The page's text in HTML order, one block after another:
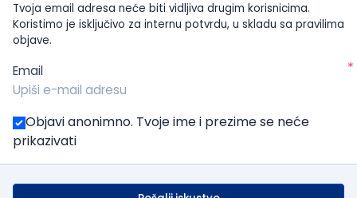
Tvoja email adresa neće biti vidljiva drugim korisnicima.
Koristimo je isključivo za internu potvrdu, u skladu sa pravilima
objave.
Email *
Objavi anonimno. Tvoje ime i prezime se neće
prikazivati